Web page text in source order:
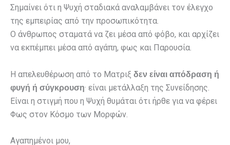
Σημαίνει ότι η Ψυχή σταδιακά αναλαμβάνει τον έλεγχο
της εμπειρίας από την προσωπικότητα.
Ο άνθρωπος σταματά να ζει μέσα από φόβο, και αρχίζει
να εκπέμπει μέσα από αγάπη, φως και Παρουσία.
Η απελευθέρωση από το Ματριξ δεν είναι απόδραση ή
φυγή ή σύγκρουση· είναι μετάλλαξη της Συνείδησης.
Είναι η στιγμή που η Ψυχή θυμάται ότι ήρθε για να φέρει
Φως στον Κόσμο των Μορφών.
Αγαπημένοι μου,